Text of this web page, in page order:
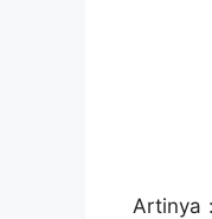
Artinya